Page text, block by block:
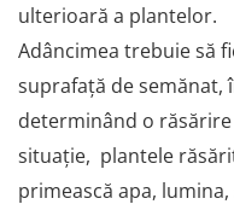
ulterioară a plantelor.
Adâncimea trebuie să
suprafață de semănat,
determinând o
situație, plantele
primească apa,